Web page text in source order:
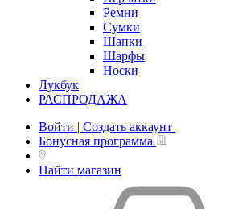
Ремни
Сумки
Шапки
Шарфы
Носки
Лукбук
РАСПРОДАЖА
Войти | Создать аккаунт
Бонусная программа
Найти магазин